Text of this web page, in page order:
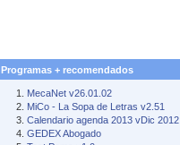
Programas + recomendados
MecaNet v26.01.02
MiCo - La Sopa de Letras v2.51
Calendario agenda 2013 vDic 2012
GEDEX Abogado